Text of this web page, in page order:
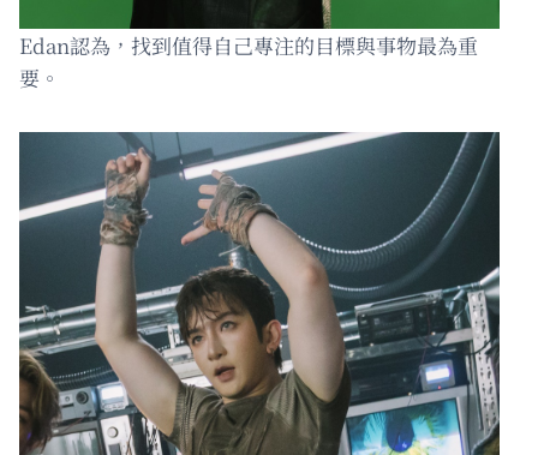
Edan認為，找到值得自己專注的目標與事物最為重
要。